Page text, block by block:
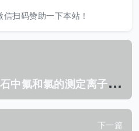
扫码赞助一下本站！
S
N/T 2993-2011 磷矿石中氟和氯的测定离子色谱法.pdf
下一篇